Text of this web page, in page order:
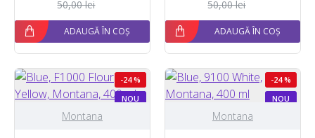
50,00 lei
ADAUGĂ ÎN COȘ
50,00 lei
ADAUGĂ ÎN COȘ
NOU
-24 %
Montana
NOU
-24 %
Montana